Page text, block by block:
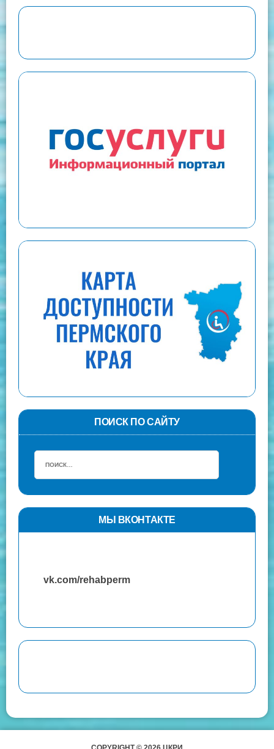
ПОИСК ПО САЙТУ
МЫ ВКОНТАКТЕ
vk.com/rehabperm